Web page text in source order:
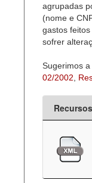
agrupadas
(nome e
gastos
sofrer
Sugerimos
02/2002
Recursos